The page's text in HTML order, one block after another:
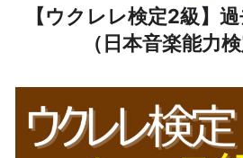
【ウクレレ検定2級】
（日本音楽能力検